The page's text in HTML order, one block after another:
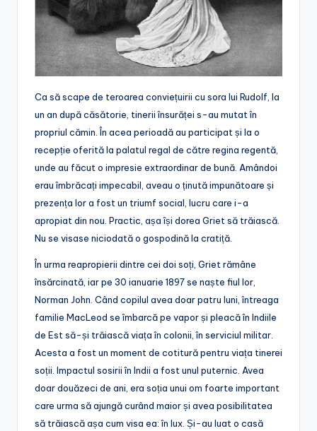
Ca să scape de teroarea conviețuirii cu sora lui Rudolf, la
un an după căsătorie, tinerii însurăței s-au mutat în
propriul cămin. În acea perioadă au participat și la o
recepție oferită la palatul regal de către regina regentă,
unde au făcut o impresie extraordinar de bună. Amândoi
erau îmbrăcați impecabil, aveau o ținută impunătoare și
prezența lor a fost un triumf social, lucru care i-a
apropiat din nou. Practic, așa își dorea Griet să trăiască.
Nu se visase niciodată o gospodină la cratiță.
În urma reapropierii dintre cei doi soți, Griet rămâne
însărcinată, iar pe 30 ianuarie 1897 se naște fiul lor,
Norman John. Când copilul avea doar patru luni, întreaga
familie MacLeod se îmbarcă pe vapor și pleacă în Indiile
de Est să-și trăiască viața în colonii, în serviciul militar.
Acesta a fost un moment de cotitură pentru viața tinerei
soții. Impactul sosirii în Indii a fost unul puternic. Avea
doar douăzeci de ani, era soția unui om foarte important
care urma să ajungă curând maior și avea posibilitatea
să trăiască așa cum visa ea: în lux. Și-au luat o casă